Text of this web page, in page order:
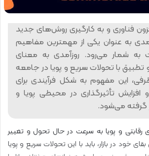
فناوری و به کارگیری روش‌های جدید
به عنوان یکی از مهمترین مفاهیم
به شمار می‌رود. روزآمدی به معنای
و تطبیق با تحولات سریع و پویا در جامعه
این مفهوم به شکل فرآیندی برای
و افزایش تأثیرگذاری در محیطی پویا و
گرفته می‌شود.
رقابتی و پویا به سرعت در حال تحول و تغییر
خود در بازار، باید با این تحولات سریع و پویا